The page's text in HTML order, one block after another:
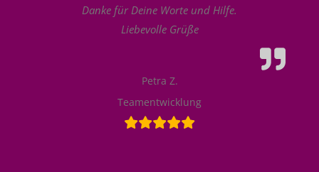
Danke für Deine Worte und Hilfe.
Liebevolle Grüße
Petra Z.
Teamentwicklung